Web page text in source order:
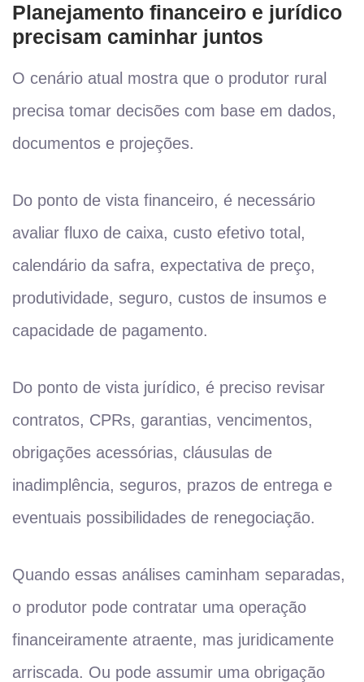
Planejamento financeiro e jurídico
precisam caminhar juntos
O cenário atual mostra que o produtor rural
precisa tomar decisões com base em dados,
documentos e projeções.
Do ponto de vista financeiro, é necessário
avaliar fluxo de caixa, custo efetivo total,
calendário da safra, expectativa de preço,
produtividade, seguro, custos de insumos e
capacidade de pagamento.
Do ponto de vista jurídico, é preciso revisar
contratos, CPRs, garantias, vencimentos,
obrigações acessórias, cláusulas de
inadimplência, seguros, prazos de entrega e
eventuais possibilidades de renegociação.
Quando essas análises caminham separadas,
o produtor pode contratar uma operação
financeiramente atraente, mas juridicamente
arriscada. Ou pode assumir uma obrigação